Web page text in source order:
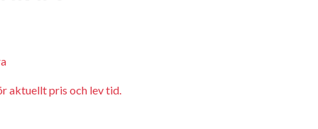
aktuellt pris och lev tid.